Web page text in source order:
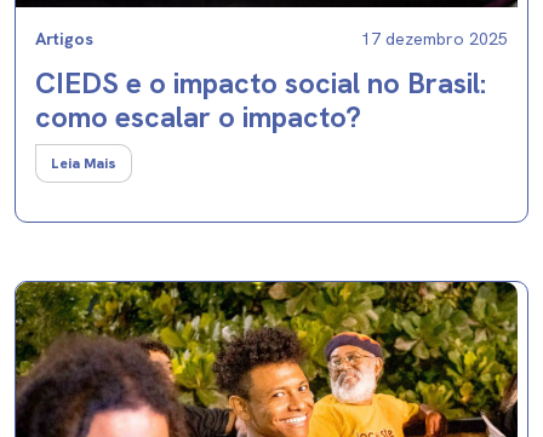
Artigos 17 dezembro 2025
CIEDS e o impacto social no Brasil:
como escalar o impacto?
Leia Mais